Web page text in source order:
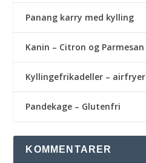
Panang karry med kylling
Kanin – Citron og Parmesan
Kyllingefrikadeller – airfryer
Pandekage – Glutenfri
KOMMENTARER